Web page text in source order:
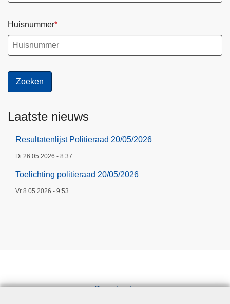
Huisnummer
Laatste nieuws
Resultatenlijst Politieraad 20/05/2026
Di 26.05.2026 - 8:37
Toelichting politieraad 20/05/2026
Vr 8.05.2026 - 9:53
Downloads